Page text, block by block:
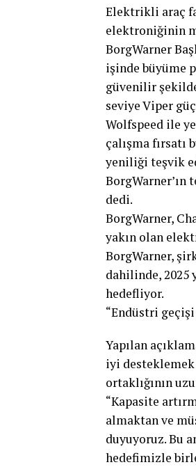
Elektrikli araç
elektroniğinin
BorgWarner
işinde büyüme
güvenilir
seviye Viper
Wolfspeed ile
çalışma
yeniliği teşvik
dedi.
BorgWarner,
yakın olan
BorgWarner,
dahilinde, 2025
hedefliyor.
“Endüstri
Yapılan
iyi
ortaklığının
“Kapasite
almaktan ve
duyuyoruz. Bu
hedefimizle